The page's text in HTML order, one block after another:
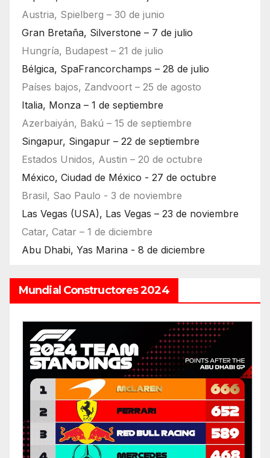
Austria, Spielberg – 30 de junio
Gran Bretaña, Silverstone – 7 de julio
Hungría, Budapest – 21 de julio
Bélgica, SpaFrancorchamps – 28 de julio
Países bajos, Zandvoort – 25 de agosto
Italia, Monza – 1 de septiembre
Azerbaiyán, Bakú – 15 de septiembre
Singapur, Singapur – 22 de septiembre
Estados Unidos, Austin – 20 de octubre
México, Ciudad de México - 27 de octubre
Brasil, Sao Paulo - 3 de noviembre
Las Vegas (USA), Las Vegas – 23 de noviembre
Catar, Catar – 1 de diciembre
Abu Dhabi, Yas Marina - 8 de diciembre
Mundial Constructores 2024